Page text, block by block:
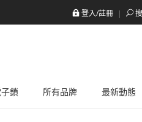
登入/註冊
鎖 所有品牌 最新動態